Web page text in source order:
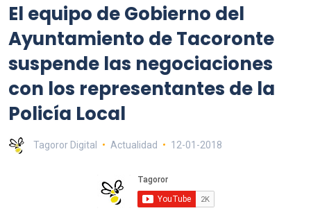
El equipo de Gobierno del
Ayuntamiento de Tacoronte
suspende las negociaciones
con los representantes de la
Policía Local
Tagoror Digital Actualidad 12-01-2018